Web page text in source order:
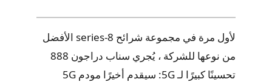
لأول مرة في مجموعة شرائح 8-series الأفضل
من نوعها للشركة ، يُجري سناب دراجون 888
تحسينًا كبيرًا لـ 5G: سيقدم أخيرًا مودم 5G